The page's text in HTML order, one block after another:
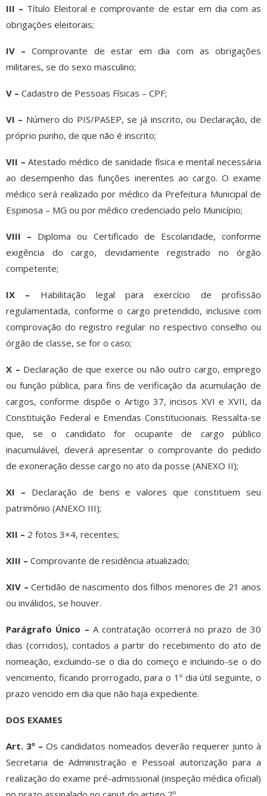
III – Título Eleitoral e comprovante de estar em dia com as
obrigações eleitorais;
IV – Comprovante de estar em dia com as obrigações
militares, se do sexo masculino;
V – Cadastro de Pessoas Físicas – CPF;
VI – Número do PIS/PASEP, se já inscrito, ou Declaração, de
próprio punho, de que não é inscrito;
VII – Atestado médico de sanidade física e mental necessária
ao desempenho das funções inerentes ao cargo. O exame
médico será realizado por médico da Prefeitura Municipal de
Espinosa – MG ou por médico credenciado pelo Município;
VIII – Diploma ou Certificado de Escolaridade, conforme
exigência do cargo, devidamente registrado no órgão
competente;
IX – Habilitação legal para exercício de profissão
regulamentada, conforme o cargo pretendido, inclusive com
comprovação do registro regular no respectivo conselho ou
órgão de classe, se for o caso;
X – Declaração de que exerce ou não outro cargo, emprego
ou função pública, para fins de verificação da acumulação de
cargos, conforme dispõe o Artigo 37, incisos XVI e XVII, da
Constituição Federal e Emendas Constitucionais. Ressalta-se
que, se o candidato for ocupante de cargo público
inacumulável, deverá apresentar o comprovante do pedido
de exoneração desse cargo no ato da posse (ANEXO II);
XI – Declaração de bens e valores que constituem seu
patrimônio (ANEXO III);
XII – 2 fotos 3×4, recentes;
XIII – Comprovante de residência atualizado;
XIV – Certidão de nascimento dos filhos menores de 21 anos
ou inválidos, se houver.
Parágrafo Único – A contratação ocorrerá no prazo de 30
dias (corridos), contados a partir do recebimento do ato de
nomeação, excluindo-se o dia do começo e incluindo-se o do
vencimento, ficando prorrogado, para o 1º dia útil seguinte, o
prazo vencido em dia que não haja expediente.
DOS EXAMES
Art. 3º – Os candidatos nomeados deverão requerer junto à
Secretaria de Administração e Pessoal autorização para a
realização do exame pré-admissional (inspeção médica oficial)